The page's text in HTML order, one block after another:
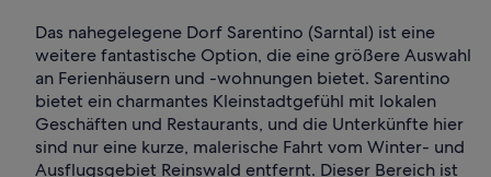
Das nahegelegene Dorf Sarentino (Sarntal) ist eine
weitere fantastische Option, die eine größere Auswahl
an Ferienhäusern und -wohnungen bietet. Sarentino
bietet ein charmantes Kleinstadtgefühl mit lokalen
Geschäften und Restaurants, und die Unterkünfte hier
sind nur eine kurze, malerische Fahrt vom Winter- und
Ausflugsgebiet Reinswald entfernt. Dieser Bereich ist